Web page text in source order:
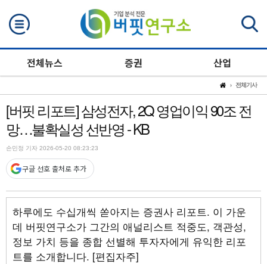
전체뉴스 증권 산업
전체기사
[버핏 리포트] 삼성전자, 2Q 영업이익 90조 전
망…불확실성 선반영 - KB
손민정 기자 2026-05-20 08:23:23
구글 선호 출처로 추가
하루에도 수십개씩 쏟아지는 증권사 리포트. 이 가운
데 버핏연구소가 그간의 애널리스트 적중도, 객관성,
정보 가치 등을 종합 선별해 투자자에게 유익한 리포
트를 소개합니다. [편집자주]
검색